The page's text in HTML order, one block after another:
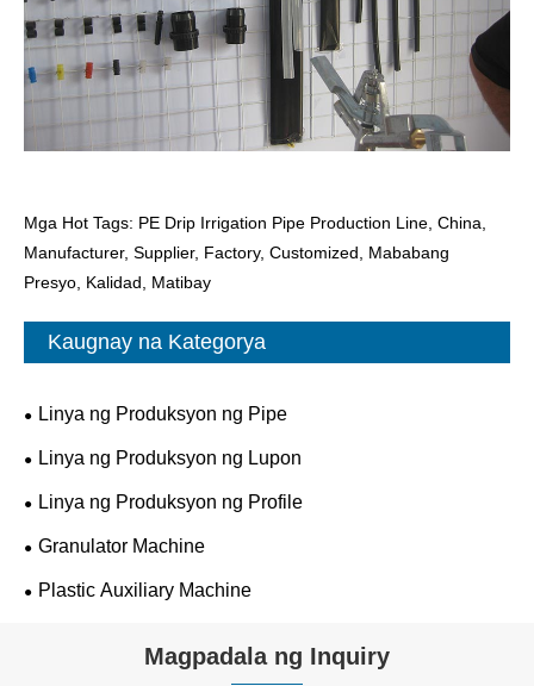
Mga Hot Tags: PE Drip Irrigation Pipe Production Line, China,
Manufacturer, Supplier, Factory, Customized, Mababang
Presyo, Kalidad, Matibay
Kaugnay na Kategorya
Linya ng Produksyon ng Pipe
Linya ng Produksyon ng Lupon
Linya ng Produksyon ng Profile
Granulator Machine
Plastic Auxiliary Machine
Magpadala ng Inquiry